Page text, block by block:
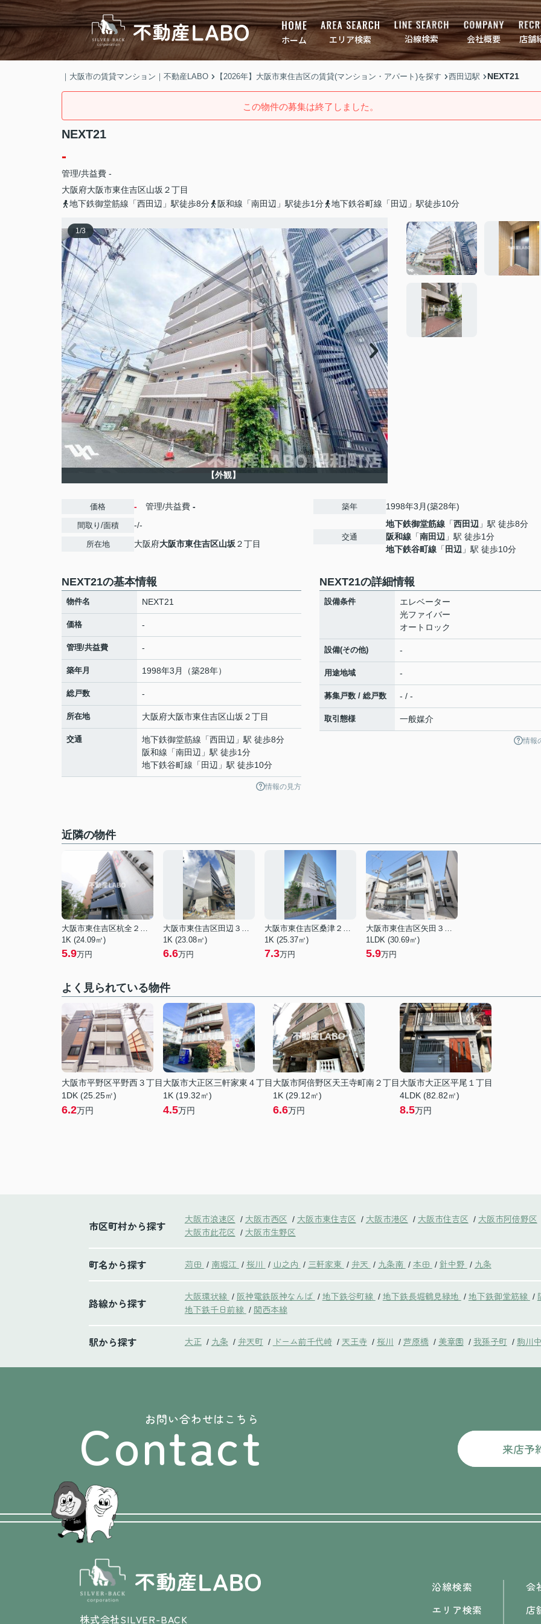
ホーム エリア検索 沿線検索 会社概要 店舗
｜大阪市の賃貸マンション｜不動産LABO 【2026年】大阪市東住吉区の賃貸(マンション・アパート)を探す 西田辺駅 NEXT21
この物件の募集は終了しました。
NEXT21
-
管理/共益費 -
大阪府大阪市東住吉区山坂 ２丁目
地下鉄御堂筋線「西田辺」駅徒歩8分
阪和線「南田辺」駅徒歩1分 地下鉄谷町線「田辺」駅徒歩10分
1/3
【外観】
価格 - 管理/共益費 -
間取り/面積 -/-
所在地 大阪府大阪市東住吉区山坂 ２丁目
築年 1998年3月(築28年)
交通
地下鉄御堂筋線 「西田辺 」駅 徒歩8分
阪和線 「南田辺 」駅 徒歩1分
地下鉄谷町線 「 田辺 」駅 徒歩10分
NEXT21の基本情報
物件名 NEXT21
価格 -
管理/共益費 -
築年月 1998年3月（築28年）
総戸数 -
所在地 大阪府大阪市東住吉区山坂 ２丁目
交通 地下鉄御堂筋線 「西田辺 」駅 徒歩8分
阪和線 「南田辺 」駅 徒歩1分
地下鉄谷町線 「 田辺 」駅 徒歩10分
情報の見方
NEXT21の詳細情報
設備条件
エレベーター
光ファイバー
オートロック
設備(その他) -
用途地域 -
募集戸数 / 総戸数 - / -
取引態様 一般媒介
情報
近隣の物件
大阪市東住吉区杭全２丁目
1K (24.09㎡)
5.9万円
大阪市東住吉区田辺３丁目
1K (23.08㎡)
6.6万円
大阪市東住吉区桑津２丁目
1K (25.37㎡)
7.3万円
大阪市東住吉区矢田３丁目
1LDK (30.69㎡)
5.9万円
よく見られている物件
大阪市平野区平野西３丁目
1DK (25.25㎡)
6.2万円
大阪市大正区三軒家東４丁目
1K (19.32㎡)
4.5万円
大阪市阿倍野区天王寺町南２丁目
1K (29.12㎡)
6.6万円
大阪市大正区平尾１丁目
4LDK (82.82㎡)
8.5万円
市区町村から探す 大阪市浪速区 / 大阪市西区 / 大阪市東住吉区 / 大阪市港区 / 大阪市住吉区 / 大阪市阿倍野区
大阪市此花区 / 大阪市生野区
町名から探す 苅田 / 南堀江 / 桜川 / 山之内 / 三軒家東 / 弁天 / 九条南 / 本田 / 針中野 / 九条
路線から探す 大阪環状線 / 阪神電鉄阪神なんば / 地下鉄谷町線 / 地下鉄長堀鶴見緑地 / 地下鉄御堂筋線 /
地下鉄千日前線 / 関西本線
駅から探す 大正 / 九条 / 弁天町 / ドーム前千代崎 / 天王寺 / 桜川 / 芦原橋 / 美章園 / 我孫子町 / 駒川
お問い合わせはこちら
Contact 来店予
株式会社SILVER-BACK
沿線検索
エリア検索
会
店